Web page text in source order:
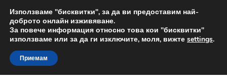
ДОСТАВКА от 12 лв.
Доставка по целия свят
Skip
to
navigation
Skip
to
content
Използваме "бисквитки", за да ви предоставим най-
доброто онлайн изживяване.
За повече информация относно това кои "бисквитки"
използваме или за да ги изключите, моля, вижте settings.
Приемам